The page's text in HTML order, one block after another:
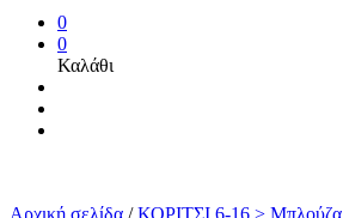
0
0
Καλάθι
Αρχική σελίδα / ΚΟΡΙΤΣΙ 6-16 > Μπλούζα